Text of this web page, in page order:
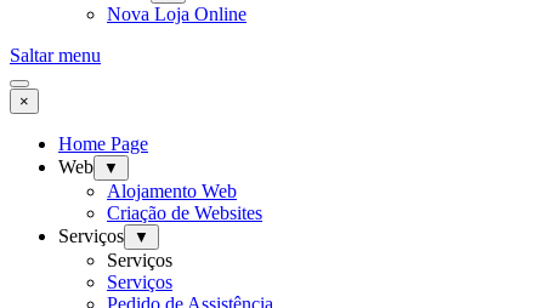
Nova Loja Online
Saltar menu
×
Home Page
Web
▼
Alojamento Web
Criação de Websites
Serviços
▼
Serviços
Serviços
Pedido de Assistência